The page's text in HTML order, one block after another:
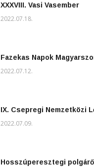
XXXVIII. Vasi Vasember
2022.07.18.
Fazekas Napok
2022.07.12.
IX. Csepregi Nemzetközi
2022.07.09.
Hosszúperesztegi